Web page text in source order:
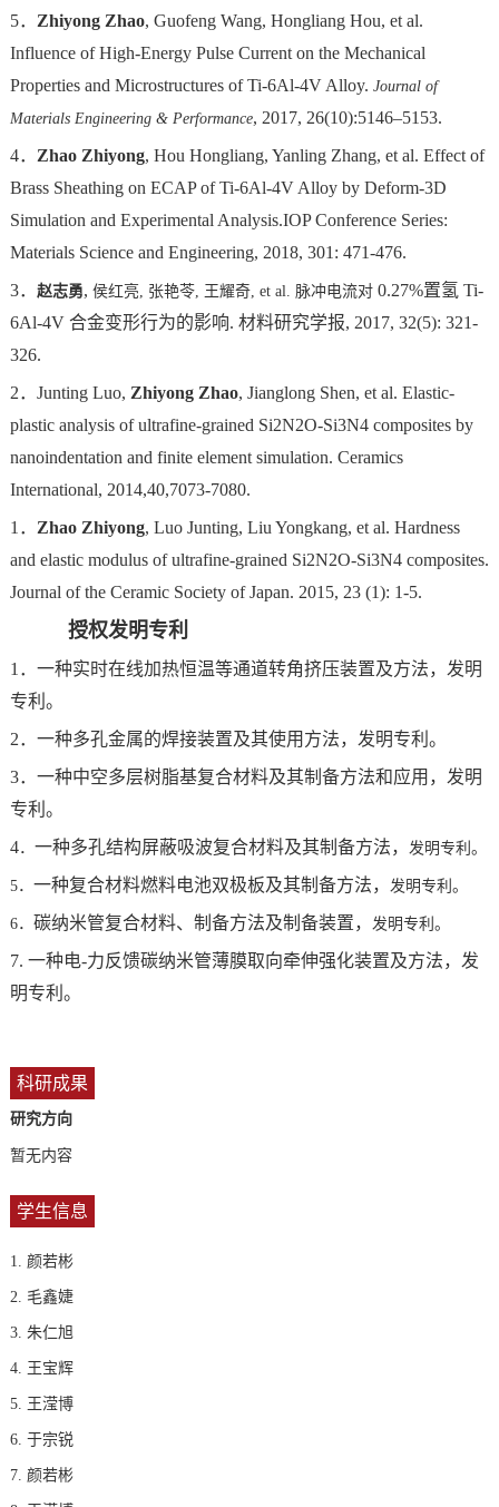
5． Zhiyong Zhao, Guofeng Wang, Hongliang Hou, et al.
Influence of High-Energy Pulse Current on the Mechanical
Properties and Microstructures of Ti-6Al-4V Alloy. Journal of
Materials Engineering & Performance, 2017, 26(10):5146–5153.
4． Zhao Zhiyong, Hou Hongliang, Yanling Zhang, et al. Effect of
Brass Sheathing on ECAP of Ti-6Al-4V Alloy by Deform-3D
Simulation and Experimental Analysis.IOP Conference Series:
Materials Science and Engineering, 2018, 301: 471-476.
3． 赵志勇, 侯红亮 张艳苓, 王耀奇, et al. 脉冲电流对0.27%置氢 Ti-
6Al-4V 合金变形行为的影响. 材料研究学报, 2017, 32(5): 321-
326.
2．Junting Luo, Zhiyong Zhao, Jianglong Shen, et al. Elastic-
plastic analysis of ultrafine-grained Si2N2O-Si3N4 composites by
nanoindentation and finite element simulation. Ceramics
International, 2014,40,7073-7080.
1． Zhao Zhiyong, Luo Junting, Liu Yongkang, et al. Hardness
and elastic modulus of ultrafine-grained Si2N2O-Si3N4 composites.
Journal of the Ceramic Society of Japan. 2015, 23 (1): 1-5.
授权发明专利
1．一种实时在线加热恒温等通道转角挤压装置及方法，发明
专利。
2．一种多孔金属的焊接装置及其使用方法，发明专利。
3．一种中空多层树脂基复合材料及其制备方法和应用，发明
专利。
4． 一种多孔结构屏蔽吸波复合材料及其制备方法， 发明专利。
5． 一种复合材料燃料电池双极板及其制备方法， 发明专利。
6． 碳纳米管复合材料、制备方法及制备装置， 发明专利。
7. 一种电-力反馈碳纳米管薄膜取向牵伸强化装置及方法，发
明专利。
科研成果
研究方向
暂无内容
学生信息
1. 颜若彬
2. 毛鑫婕
3. 朱仁旭
4. 王宝辉
5. 王滢博
6. 于宗锐
7. 颜若彬